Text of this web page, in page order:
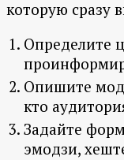
которую сразу
Определите
Опишите
кто
Задайте
эмодзи,